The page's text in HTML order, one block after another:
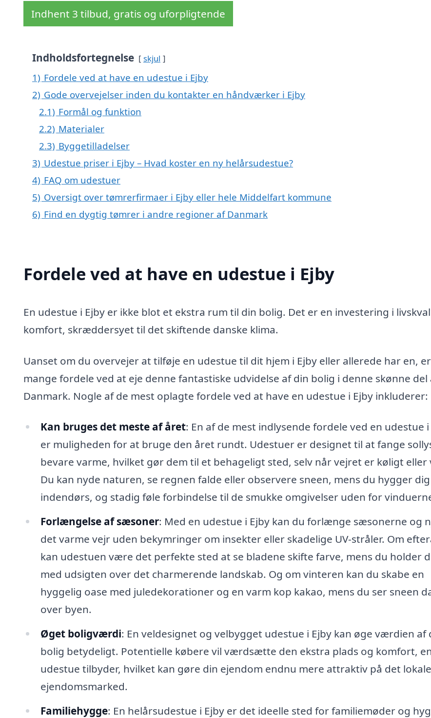
Indhent 3 tilbud, gratis og uforpligtende
Indholdsfortegnelse skjul
1) Fordele ved at have en udestue i Ejby
2) Gode overvejelser inden du kontakter en håndværker i Ejby
2.1) Formål og funktion
2.2) Materialer
2.3) Byggetilladelser
3) Udestue priser i Ejby – Hvad koster en ny helårsudestue?
4) FAQ om udestuer
5) Oversigt over tømrerfirmaer i Ejby eller hele Middelfart kommune
6) Find en dygtig tømrer i andre regioner af Danmark
Fordele ved at have en udestue i Ejby
En udestue i Ejby er ikke blot et ekstra rum til din bolig. Det er en investering i
komfort, skræddersyet til det skiftende danske klima.
Uanset om du overvejer at tilføje en udestue til dit hjem i Ejby eller allerede har en,
mange fordele ved at eje denne fantastiske udvidelse af din bolig i denne skønne del
Danmark. Nogle af de mest oplagte fordele ved at have en udestue i Ejby inkluderer:
Kan bruges det meste af året: En af de mest indlysende fordele ved en udestue i
er muligheden for at bruge den året rundt. Udestuer er designet til at fange
bevare varme, hvilket gør dem til et behageligt sted, selv når vejret er køligt eller
Du kan nyde naturen, se regnen falde eller observere sneen, mens du hygger dig
indendørs, og stadig føle forbindelse til de smukke omgivelser uden for
Forlængelse af sæsoner: Med en udestue i Ejby kan du forlænge sæsonerne og
det varme vejr uden bekymringer om insekter eller skadelige UV-stråler. Om
kan udestuen være det perfekte sted at se bladene skifte farve, mens du holder
med udsigten over det charmerende landskab. Og om vinteren kan du skabe en
hyggelig oase med juledekorationer og en varm kop kakao, mens du ser sneen
over byen.
Øget boligværdi: En veldesignet og velbygget udestue i Ejby kan øge værdien af
bolig betydeligt. Potentielle købere vil værdsætte den ekstra plads og komfort,
udestue tilbyder, hvilket kan gøre din ejendom endnu mere attraktiv på det lokale
ejendomsmarked.
Familiehygge: En helårsudestue i Ejby er det ideelle sted for familiemøder og